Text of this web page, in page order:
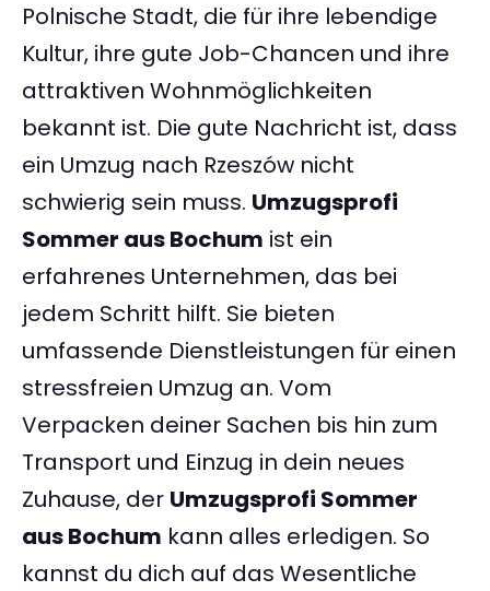
Polnische Stadt, die für ihre lebendige
Kultur, ihre gute Job-Chancen und ihre
attraktiven Wohnmöglichkeiten
bekannt ist. Die gute Nachricht ist, dass
ein Umzug nach Rzeszów nicht
schwierig sein muss. Umzugsprofi
Sommer aus Bochum ist ein
erfahrenes Unternehmen, das bei
jedem Schritt hilft. Sie bieten
umfassende Dienstleistungen für einen
stressfreien Umzug an. Vom
Verpacken deiner Sachen bis hin zum
Transport und Einzug in dein neues
Zuhause, der Umzugsprofi Sommer
aus Bochum kann alles erledigen. So
kannst du dich auf das Wesentliche